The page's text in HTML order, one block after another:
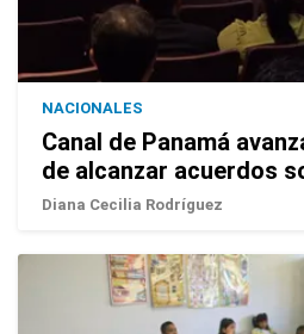
NACIONALES
Canal de Panamá
de alcanzar acuerdos
Diana Cecilia Rodríguez